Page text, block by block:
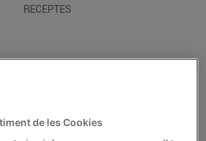
RECEPTES
de les Cookies